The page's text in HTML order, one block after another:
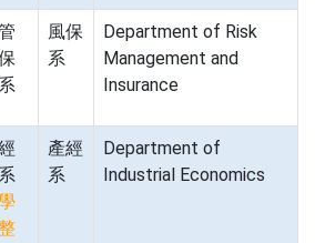
風保
系
Department of Risk
Management and
Insurance
產經
系
Department of
Industrial Economics